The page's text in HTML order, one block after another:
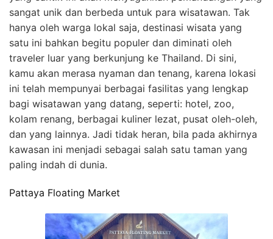
sangat unik dan berbeda untuk para wisatawan. Tak
hanya oleh warga lokal saja, destinasi wisata yang
satu ini bahkan begitu populer dan diminati oleh
traveler luar yang berkunjung ke Thailand. Di sini,
kamu akan merasa nyaman dan tenang, karena lokasi
ini telah mempunyai berbagai fasilitas yang lengkap
bagi wisatawan yang datang, seperti: hotel, zoo,
kolam renang, berbagai kuliner lezat, pusat oleh-oleh,
dan yang lainnya. Jadi tidak heran, bila pada akhirnya
kawasan ini menjadi sebagai salah satu taman yang
paling indah di dunia.
Pattaya Floating Market